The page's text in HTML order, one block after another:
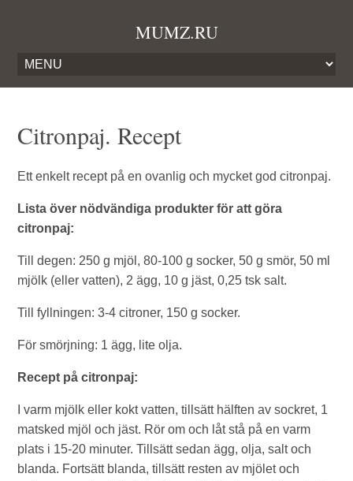
MUMZ.RU
Citronpaj. Recept
Ett enkelt recept på en ovanlig och mycket god citronpaj.
Lista över nödvändiga produkter för att göra
citronpaj:
Till degen: 250 g mjöl, 80-100 g socker, 50 g smör, 50 ml
mjölk (eller vatten), 2 ägg, 10 g jäst, 0,25 tsk salt.
Till fyllningen: 3-4 citroner, 150 g socker.
För smörjning: 1 ägg, lite olja.
Recept på citronpaj:
I varm mjölk eller kokt vatten, tillsätt hälften av sockret, 1
matsked mjöl och jäst. Rör om och låt stå på en varm
plats i 15-20 minuter. Tillsätt sedan ägg, olja, salt och
blanda. Fortsätt blanda, tillsätt resten av mjölet och